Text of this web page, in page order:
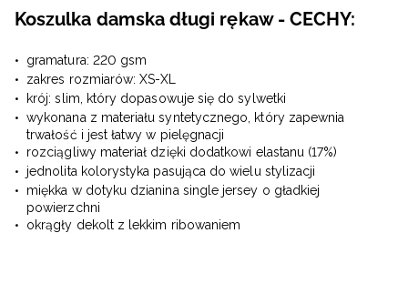
Koszulka damska długi rękaw - CECHY:
gramatura: 220 gsm
zakres rozmiarów: XS-XL
krój: slim, który dopasowuje się do sylwetki
wykonana z materiału syntetycznego, który zapewnia
trwałość i jest łatwy w pielęgnacji
rozciągliwy materiał dzięki dodatkowi elastanu (17%)
jednolita kolorystyka pasująca do wielu stylizacji
miękka w dotyku dzianina single jersey o gładkiej
powierzchni
okrągły dekolt z lekkim ribowaniem